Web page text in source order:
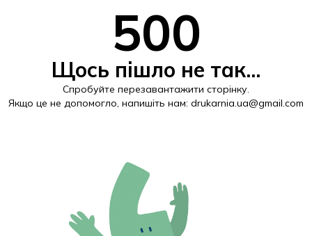
500
Щось пішло не так...
Спробуйте перезавантажити сторінку.
Якщо це не допомогло, напишіть нам: drukarnia.ua@gmail.com